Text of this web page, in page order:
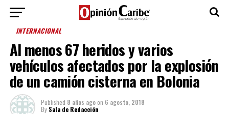
INTERNACIONAL
Al menos 67 heridos y varios
vehículos afectados por la explosión
de un camión cisterna en Bolonia
Published 8 años agoon 6 agosto, 2018
By Sala de Redacción